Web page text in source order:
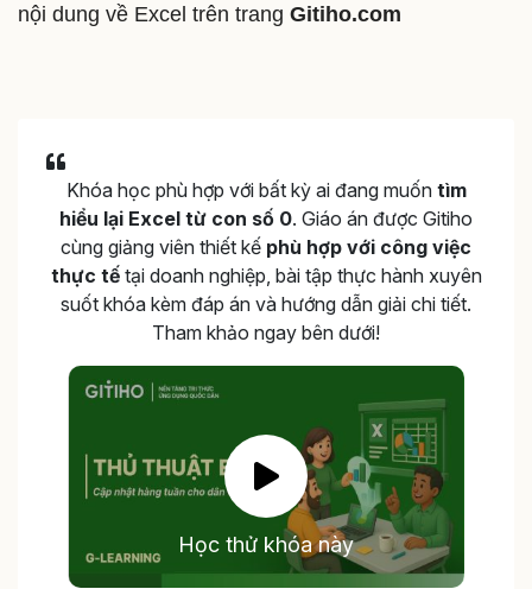
nội dung về Excel trên trang Gitiho.com
Khóa học phù hợp với bất kỳ ai đang muốn tìm
hiểu lại Excel từ con số 0. Giáo án được Gitiho
cùng giảng viên thiết kế phù hợp với công việc
thực tếtại doanh nghiệp, bài tập thực hành xuyên
suốt khóa kèm đáp án và hướng dẫn giải chi tiết.
Tham khảo ngay bên dưới!
Học thử khóa này